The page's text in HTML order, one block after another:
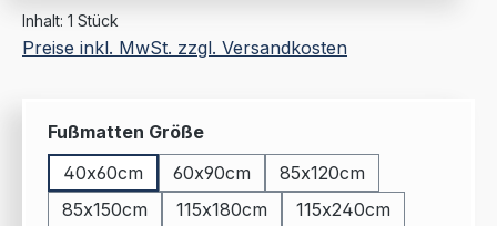
Inhalt: 1 Stück
Preise inkl. MwSt. zzgl. Versandkosten
Fußmatten Größeauswählen
40x60cm
60x90cm
85x120cm
85x150cm
115x180cm
115x240cm